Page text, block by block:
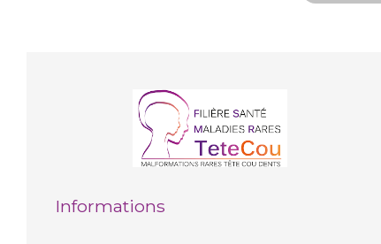
Informations